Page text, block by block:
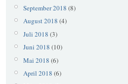
September 2018 (8)
August 2018 (4)
Juli 2018 (3)
Juni 2018 (10)
Mai 2018 (6)
April 2018 (6)